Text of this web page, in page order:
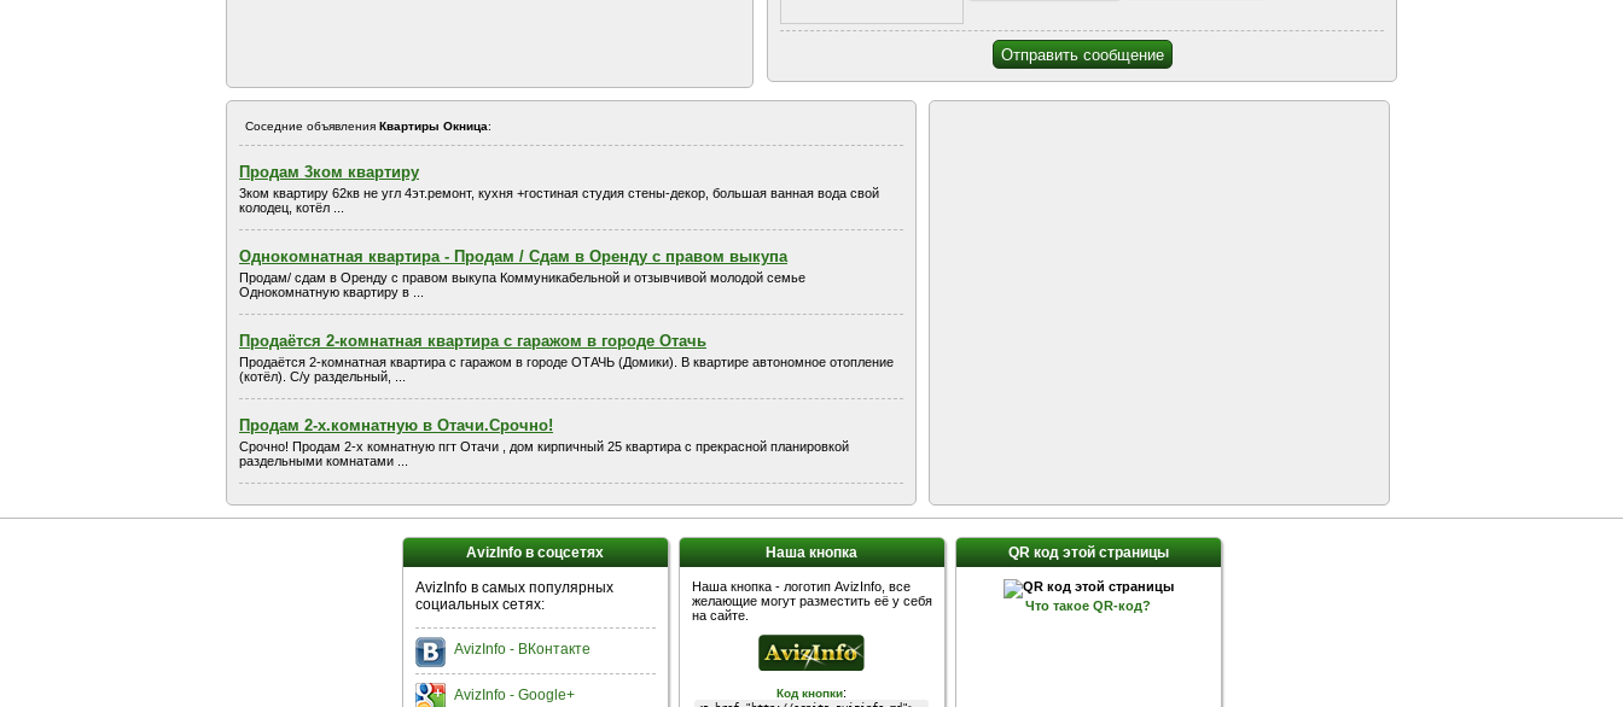
Соседние объявления Квартиры Окница:
Продам 3ком квартиру
3ком квартиру 62кв не угл 4эт.ремонт, кухня +гостиная студия стены-декор, большая ванная вода свой
колодец, котёл ...
Однокомнатная квартира - Продам / Сдам в Оренду с правом выкупа
Продам/ сдам в Оренду с правом выкупа Коммуникабельной и отзывчивой молодой семье
Однокомнатную квартиру в ...
Продаётся 2-комнатная квартира с гаражом в городе Отачь
Продаётся 2-комнатная квартира с гаражом в городе ОТАЧЬ (Домики). В квартире автономное отопление
(котёл). С/у раздельный, ...
Продам 2-х.комнатную в Отачи.Срочно!
Срочно! Продам 2-х комнатную пгт Отачи , дом кирпичный 25 квартира с прекрасной планировкой
раздельными комнатами ...
AvizInfo в соцсетях
AvizInfo в самых популярных
социальных сетях:
AvizInfo - ВКонтакте
AvizInfo - Google+
Наша кнопка
Наша кнопка - логотип AvizInfo, все
желающие могут разместить её у себя
на сайте.
Код кнопки:
QR код этой страницы
Что такое QR-код?